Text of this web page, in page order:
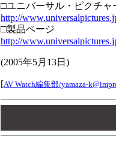
□ユニバーサル・ピクチャ
http://
□製品ページ
http://
(2005年5月13日 )
[AV Watch編集部/yamaza-